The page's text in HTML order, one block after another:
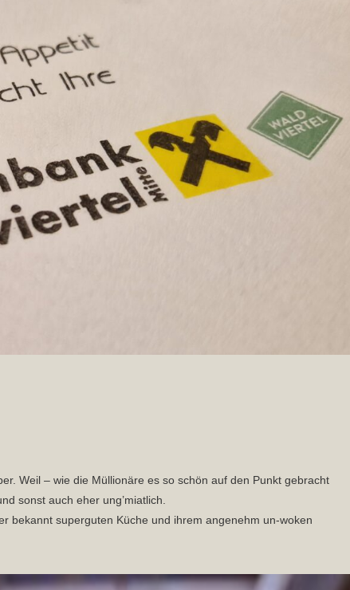
Weil – wie die Müllionäre es so schön auf den Punkt gebracht
sonst auch eher ung’miatlich.
bekannt superguten Küche und ihrem angenehm un-woken